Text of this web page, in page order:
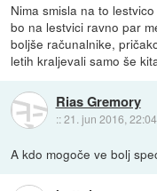
Nima smisla na to
bo na lestvici ravno par
boljše računalnike,
letih kraljevali samo še
Rias Gremory
::21. jun 2016, 22:04
A kdo mogoče ve bolj